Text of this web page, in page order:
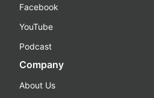
Facebook
YouTube
Podcast
Company
About Us